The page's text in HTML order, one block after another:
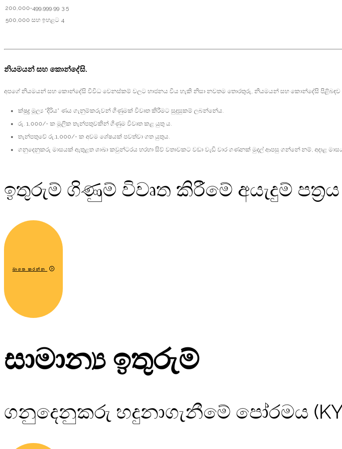
200,000-499,999.99 3.5
500,000 සහ ඉහළට 4
නියමයන් සහ කොන්දේසි.
අපගේ නියමයන් සහ කොන්දේසි විවිධ වෙනස්කම් වලට භාජනය විය හැකි නිසා නවතම තොරතුරු, නියමයන් සහ කොන්දේසි පිළිබඳව
ක්ෂුද්‍ර මූල්‍ය “දිරිය” ණය ගැනුම්කරුවන් ගිණුමක් විවෘත කිරීමට සුදුසුකම් ලබන්නේය.
රු. 1,000/- ක මූලික තැන්පතුවකින් ගිණුම විවෘත කළ යුතු ය.
තැන්පතුවේ රු.1,000/- ක අවම ශේෂයක් පවත්වා ගත යුතුය.
ගනුදෙනුකරු මාසයක් ඇතුළත ශාඛා කවුන්ටරය හරහා සිව් වතාවකට වඩා වැඩි වාර ගණනක් මුදල් ආපසු ගන්නේ නම්, අදාළ
ඉතුරුම් ගිණුම් විවෘත කිරීමේ අයැදුම් පත්‍රය
බාගත කරන්න
සාමාන්‍ය ඉතුරුම්
ගනුදෙනුකරු හදුනාගැනීමේ පෝරමය